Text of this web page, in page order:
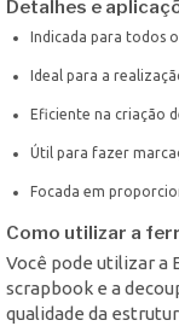
Detalhes e
Indicada para todos
Ideal para a
Eficiente na criação
Útil para fazer
Focada em
Como utilizar a
Você pode utilizar a
scrapbook e a
qualidade da